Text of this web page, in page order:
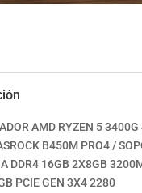
AMD RYZEN 5
B450M PRO4 /
DDR4 16GB 2X8GB
PCIE GEN 3X4 2280